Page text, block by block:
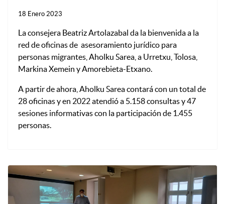
18 Enero 2023
La consejera Beatriz Artolazabal da la bienvenida a la
red de oficinas de asesoramiento jurídico para
personas migrantes, Aholku Sarea, a Urretxu, Tolosa,
Markina Xemein y Amorebieta-Etxano.
A partir de ahora, Aholku Sarea contará con un total de
28 oficinas y en 2022 atendió a 5.158 consultas y 47
sesiones informativas con la participación de 1.455
personas.